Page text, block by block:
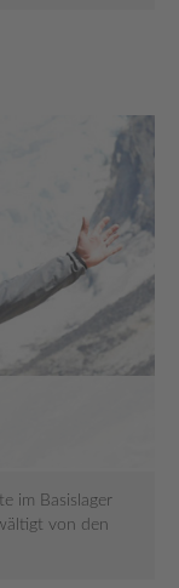
im Basislager
von den